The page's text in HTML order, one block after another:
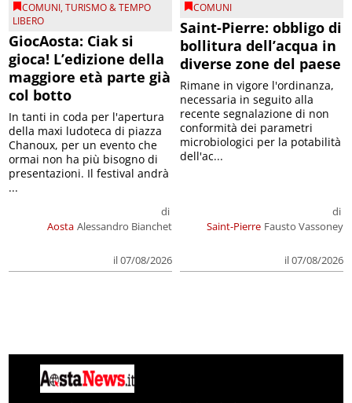
COMUNI,TURISMO & TEMPO
LIBERO
GiocAosta: Ciak si
gioca! L’edizione della
maggiore età parte già
col botto
Aosta
di
Alessandro Bianchet
il 07/08/2026
In tanti in coda per l'apertura
della maxi ludoteca di piazza
Chanoux, per un evento che
ormai non ha più bisogno di
presentazioni. Il festival andrà
...
COMUNI
Saint-Pierre: obbligo di
bollitura dell’acqua in
diverse zone del paese
Saint-Pierre
di
Fausto Vassoney
il 07/08/2026
Rimane in vigore l'ordinanza,
necessaria in seguito alla
recente segnalazione di non
conformità dei parametri
microbiologici per la potabilità
dell'ac...